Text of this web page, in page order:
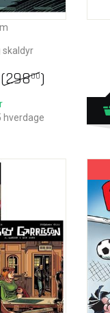
skaldyr
(29800)
hverdage